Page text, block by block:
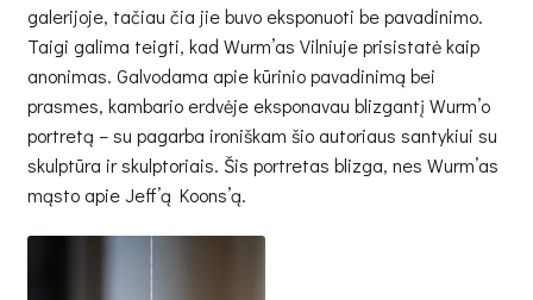
Wounds library 1941–1945 / Žaizdų biblioteka 1941-1945 /
2016
Icelandic triptych / Islandijos triptikas / 2016
Deficit / Deficitas / 2015
Parents’ Room / Tėvų kambarys / 2015
galerijoje, tačiau čia jie buvo eksponuoti be pavadinimo.
Taigi galima teigti, kad Wurm’as Vilniuje prisistatė kaip
anonimas. Galvodama apie kūrinio pavadinimą bei
prasmes, kambario erdvėje eksponavau blizgantį Wurm’o
portretą – su pagarba ironiškam šio autoriaus santykiui su
skulptūra ir skulptoriais. Šis portretas blizga, nes Wurm’as
mąsto apie Jeff’ą Koons’ą.